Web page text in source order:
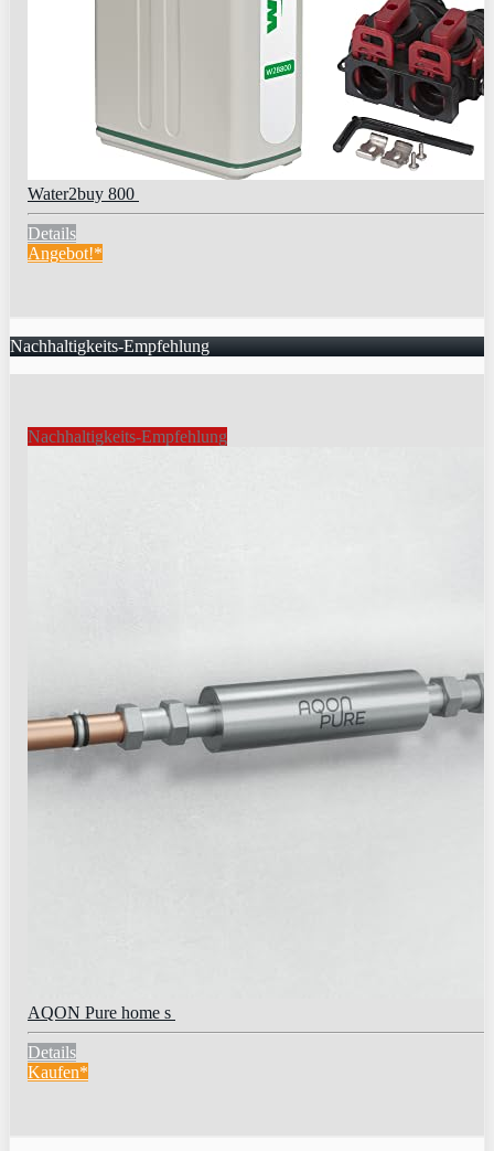
Water2buy 800
Details
Angebot!*
Nachhaltigkeits-Empfehlung
Nachhaltigkeits-Empfehlung
AQON Pure home s
Details
Kaufen*